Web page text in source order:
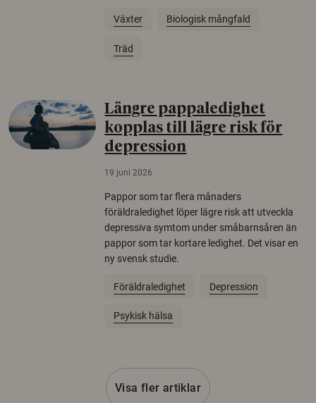
Växter Biologisk mångfald
Träd
Längre pappaledighet
kopplas till lägre risk för
depression
19 juni 2026
Pappor som tar flera månaders
föräldraledighet löper lägre risk att utveckla
depressiva symtom under småbarnsåren än
pappor som tar kortare ledighet. Det visar en
ny svensk studie.
Föräldraledighet Depression
Psykisk hälsa
Visa fler artiklar